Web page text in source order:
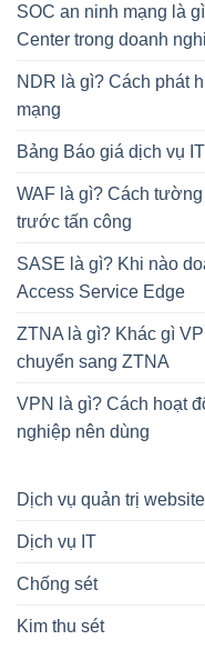
SOC an ninh mạng là
Center trong doanh
NDR là gì? Cách phát
mạng
Bảng Báo giá dịch vụ
WAF là gì? Cách
trước tấn công
SASE là gì? Khi nào
Access Service Edge
ZTNA là gì? Khác gì
chuyển sang ZTNA
VPN là gì? Cách hoạt
nghiệp nên dùng
Dịch vụ quản trị website
Dịch vụ IT
Chống sét
Kim thu sét